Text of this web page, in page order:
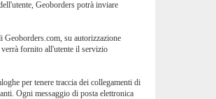
Geoborders potrà inviare
su autorizzazione
verrà fornito all'utente il servizio
per tenere traccia dei collegamenti di
Ogni messaggio di posta elettronica